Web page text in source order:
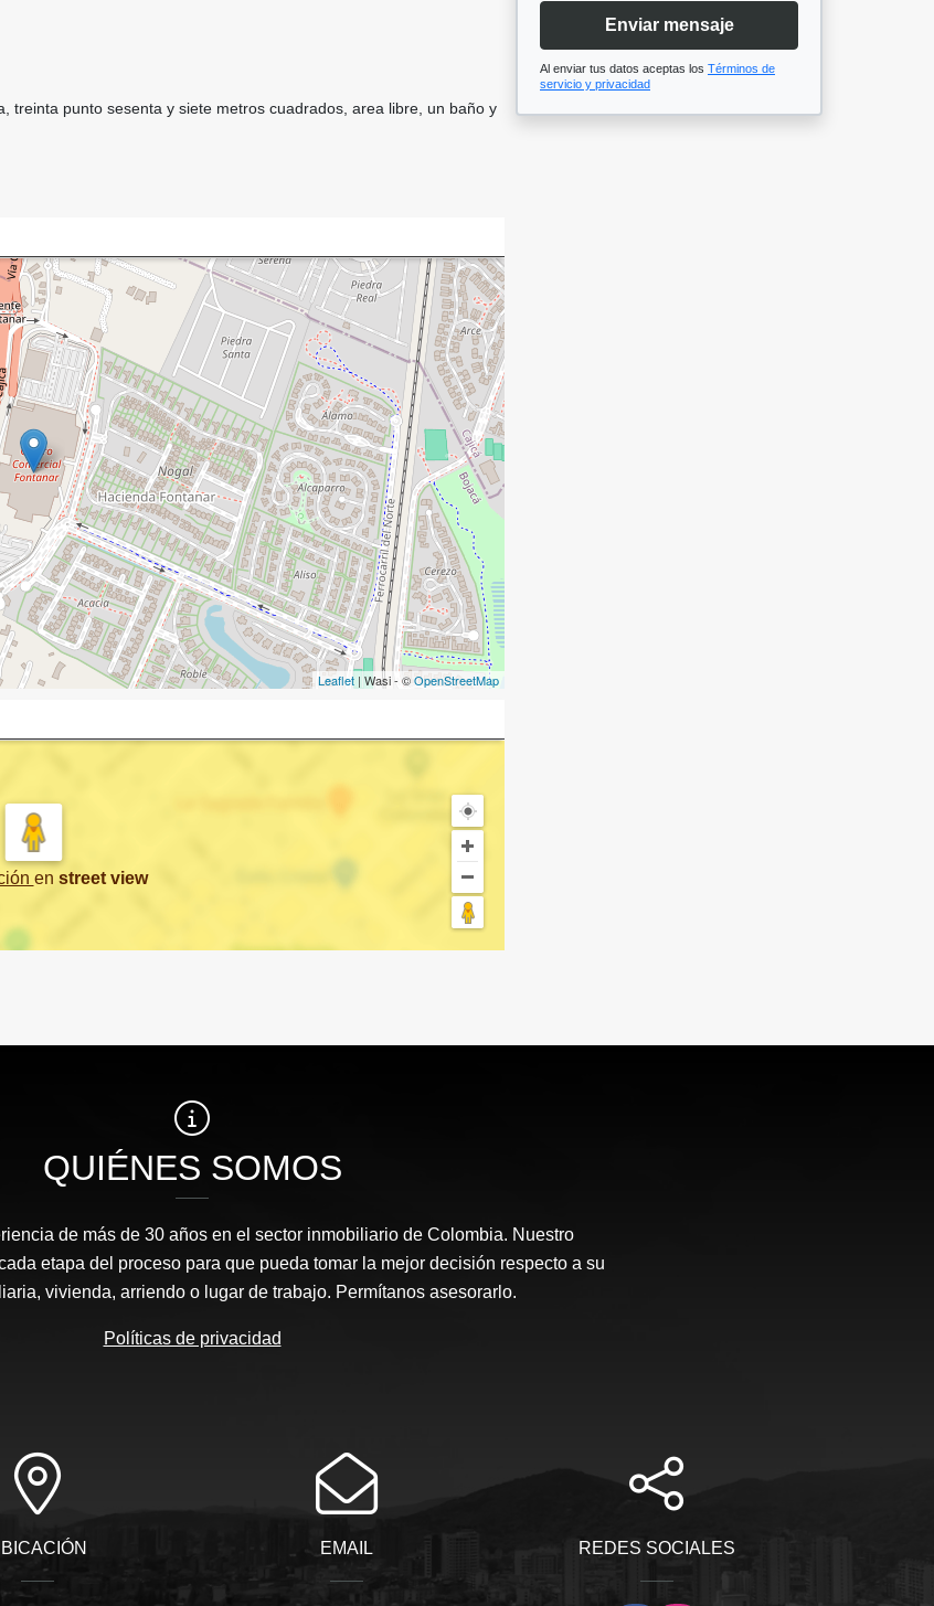
treinta punto sesenta y siete metros cuadrados, area libre, un baño y
Leaflet | Wasi - ©OpenStreetMap
en street view
Enviar mensaje
Al enviar tus datos aceptas los Términos de
servicio y privacidad
QUIÉNES SOMOS
de más de 30 años en el sector inmobiliario de Colombia. Nuestro
etapa del proceso para que pueda tomar la mejor decisión respecto a su
vivienda, arriendo o lugar de trabajo. Permítanos asesorarlo.
Políticas de privacidad
EMAIL REDES SOCIALES